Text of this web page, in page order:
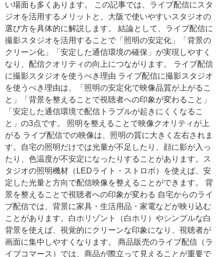
い場面も多くあります。 この記事では、ライブ配信にスタ
ジオを活用するメリットと、大阪で使いやすいスタジオの
選び方を具体的に解説します。 結論として、ライブ配信に
撮影スタジオを活用することで「照明の安定化」「背景の
クリーン化」「安定した通信環境の確保」が実現しやすく
なり、配信クオリティの向上につながります。 ライブ配信
に撮影スタジオを使うべき理由 ライブ配信に撮影スタジオ
を使うべき理由は、「照明の安定化で映像品質が上がるこ
と」「背景を整えることで視聴者への印象が変わること」
「安定した通信環境で配信トラブルが起きにくくなるこ
と」の3点です。 照明を整えることで映像クオリティが上
がる ライブ配信での映像は、照明の質に大きく左右されま
す。自宅の照明だけでは光量が不足したり、顔に影が入っ
たり、色温度が不安定になったりすることがあります。ス
タジオの照明機材（LEDライト・ストロボ）を使えば、安
定した光量と方向で配信映像を整えることができます。 背
景を整えることで視聴者への印象が変わる 自宅からのライ
ブ配信では、背景に家具・生活用品・家電などが映り込む
ことがあります。白ホリゾント（白ホリ）やシンプルな白
背景を使えば、視覚的にクリーンな印象になり、視聴者が
画面に集中しやすくなります。 商品販売のライブ配信（ラ
イブコマース）では、商品が際立って見えることが重要で